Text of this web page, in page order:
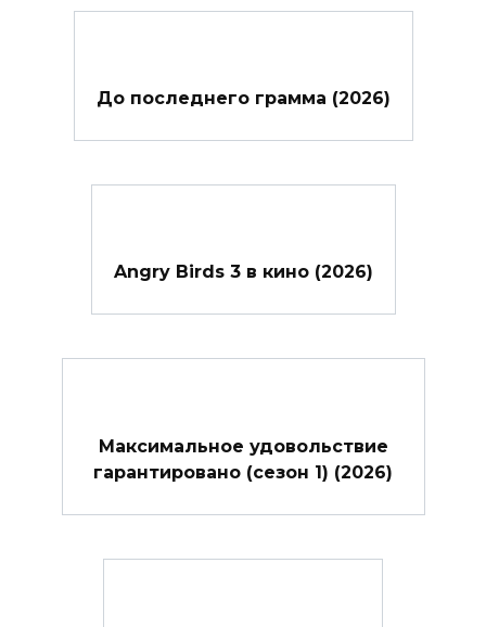
До последнего грамма (2026)
Angry Birds 3 в кино (2026)
Максимальное удовольствие
гарантировано (сезон 1) (2026)